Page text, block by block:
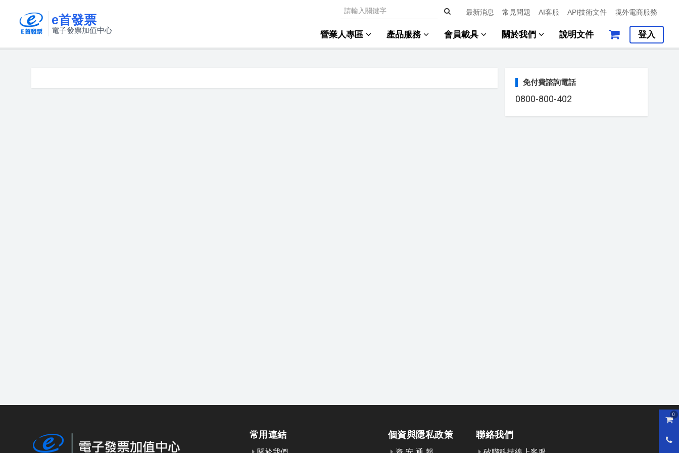
購
0
e首發票
電子發票加值中心
最新消息 常見問題 AI客服 API技術文件 境外電商服務
營業人專區 產品服務 會員載具 關於我們 說明文件 登入
免付費諮詢電話
0800-800-402
常用連結 個資與隱私政策 聯絡我們